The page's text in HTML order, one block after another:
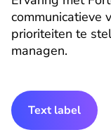
communicatieve
prioriteiten te
managen.
Text label